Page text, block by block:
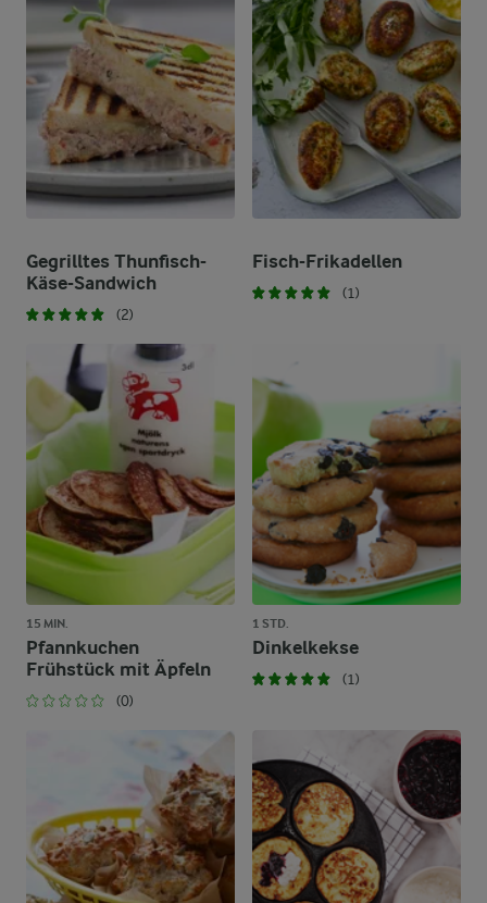
Gegrilltes Thunfisch-
Käse-Sandwich
(2)
Fisch-Frikadellen
(1)
15 MIN.
Pfannkuchen
Frühstück mit Äpfeln
(0)
1 STD.
Dinkelkekse
(1)